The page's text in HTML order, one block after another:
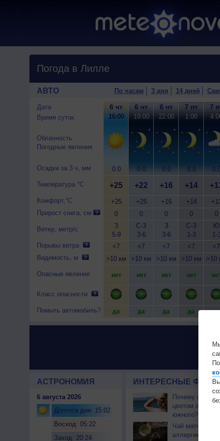
Погода в Лилле
АВТО По часам 3 дня 14 дней
Дата
Время суток
Облачность
Погодные явления
Осадки за 3 ч, мм
Температура °C
Комфорт,°C
Прирост снега, см
Ветер, метр/с
Порывы ветра
Видимость, м
Опасные явления
Класс опасности
Помыть автомобиль?
6 чт
16:00
0.0
+25
+25
0
З
5-9
<7
>10 км
нет
да
6 чт
19:00
0.0
+22
+25
0
С-З
3-6
<7
>10 км
нет
да
6 чт
22:00
0.0
+16
+16
0
З
3-6
<7
>10 км
нет
да
7 пт
1:00
0.0
+14
+14
0
С-З
1-3
<7
>10 км
нет
да
7
0
Ю
1-
<7
>10
да
АСТРОНОМИЯ
6 августа 2026
Долгота дня: 15:02
Восход: 05:22
Заход: 20:24
ИНТЕРЕСНЫЕ
Почему
цветом
южного?
Чай матча
аллергикам